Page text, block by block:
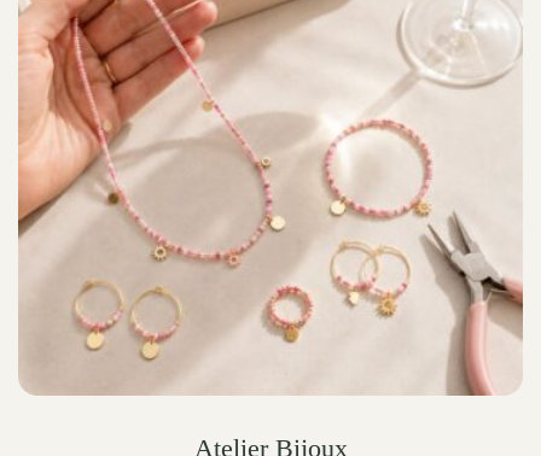
Atelier Bijoux